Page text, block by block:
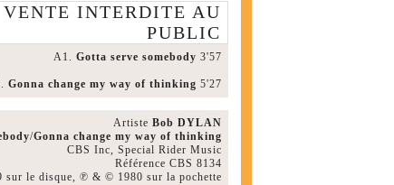
INTERDITE AU
PUBLIC
A1. Gotta serve somebody 3'57
Gonna change my way of thinking 5'27
Artiste Bob DYLAN
/Gonna change my way of thinking
CBS Inc, Special Rider Music
Référence CBS 8134
sur le disque, ℗ & © 1980 sur la pochette